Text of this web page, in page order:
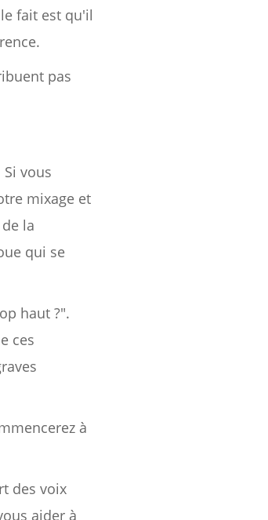
fait est qu'il
pas
vous
mixage et
la
qui se
haut ?".
ces
à
des voix
aider à